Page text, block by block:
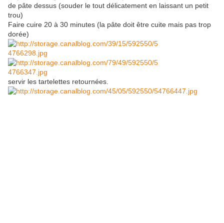
de pâte dessus (souder le tout délicatement en laissant un petit
trou)
Faire cuire 20 à 30 minutes (la pâte doit être cuite mais pas trop
dorée)
servir les tartelettes retournées.